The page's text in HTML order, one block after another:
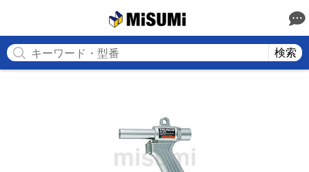
検索